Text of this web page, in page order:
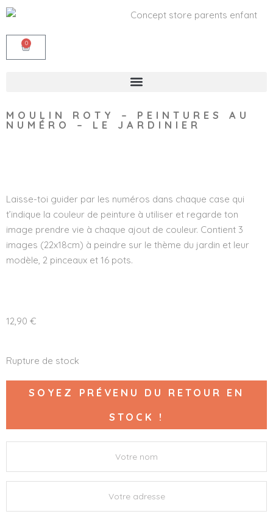
0
MOULIN ROTY – PEINTURES AU
NUMÉRO – LE JARDINIER
Laisse-toi guider par les numéros dans chaque case qui
t’indique la couleur de peinture à utiliser et regarde ton
image prendre vie à chaque ajout de couleur. Contient 3
images (22x18cm) à peindre sur le thème du jardin et leur
modèle, 2 pinceaux et 16 pots.
12,90 €
Rupture de stock
SOYEZ PRÉVENU DU RETOUR EN
STOCK !